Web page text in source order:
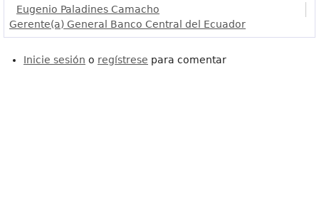
Eugenio Paladines Camacho
Gerente(a) General Banco Central del Ecuador
Inicie sesión o regístrese para comentar